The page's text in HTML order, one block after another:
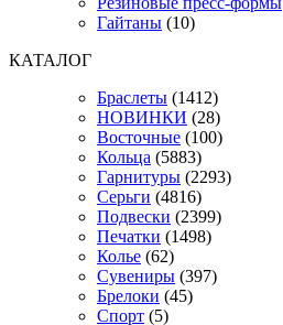
Гайтаны (10)
КАТАЛОГ
Браслеты (1412)
НОВИНКИ (28)
Восточные (100)
Кольца (5883)
Гарнитуры (2293)
Серьги (4816)
Подвески (2399)
Печатки (1498)
Колье (62)
Сувениры (397)
Брелоки (45)
Спорт (5)